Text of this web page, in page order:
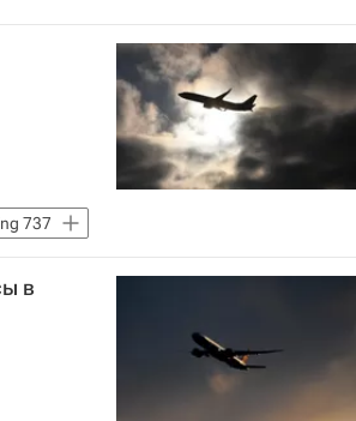
737
в